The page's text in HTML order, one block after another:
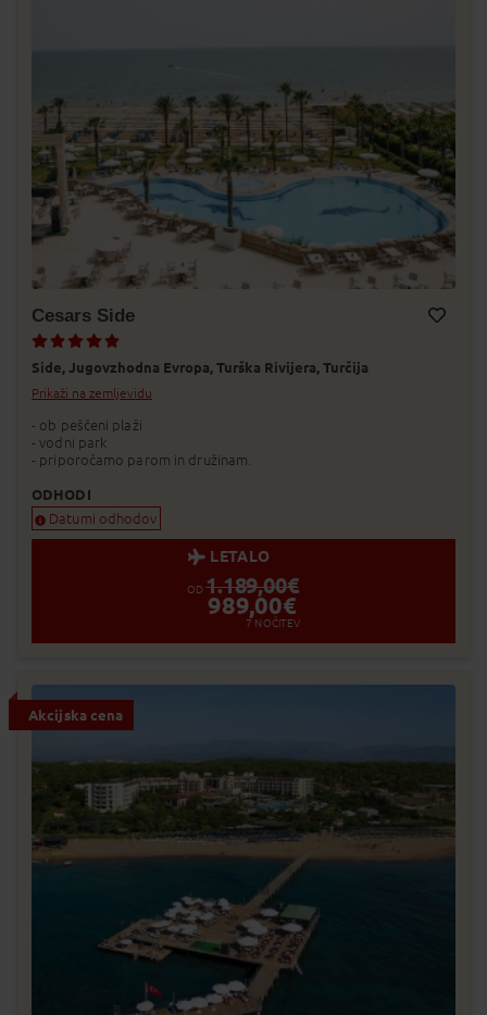
Cesars Side
Side, Jugovzhodna Evropa, Turška Rivijera, Turčija
Prikaži na zemljevidu
- ob peščeni plaži
- vodni park
- priporočamo parom in družinam.
ODHODI
Datumi odhodov
LETALO
OD1.189,00€
989,00€
7 NOČITEV
Akcijska cena